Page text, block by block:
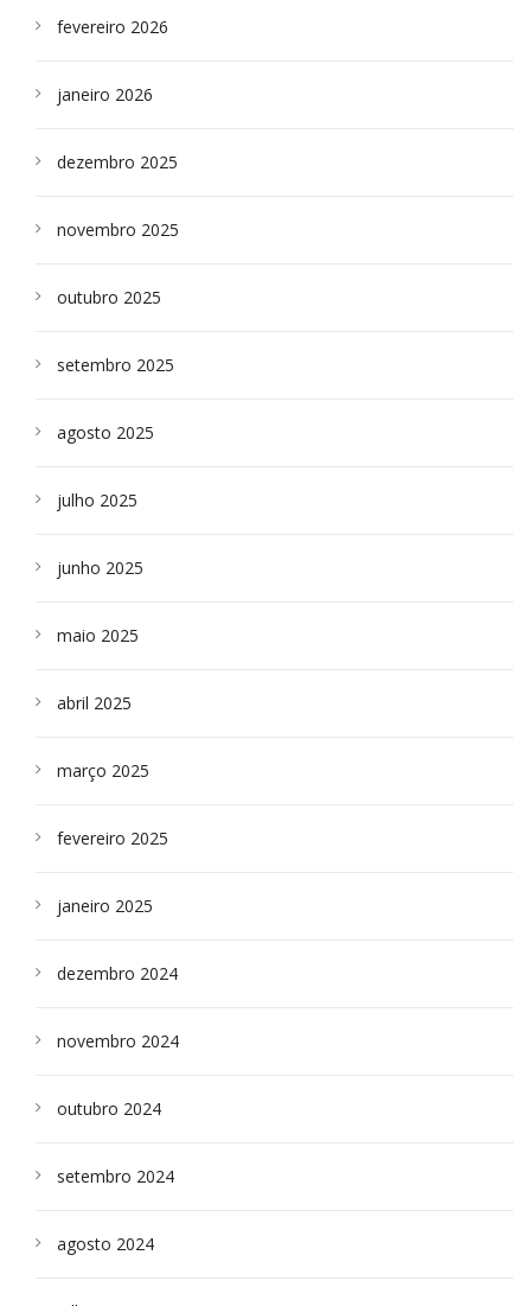
fevereiro 2026
janeiro 2026
dezembro 2025
novembro 2025
outubro 2025
setembro 2025
agosto 2025
julho 2025
junho 2025
maio 2025
abril 2025
março 2025
fevereiro 2025
janeiro 2025
dezembro 2024
novembro 2024
outubro 2024
setembro 2024
agosto 2024